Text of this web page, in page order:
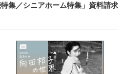
集／シニアホーム特集」資料請求